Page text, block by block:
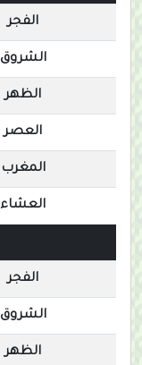
الفجر
الشروق
الظهر
العصر
المغرب
العشاء
الفجر
الشروق
الظهر